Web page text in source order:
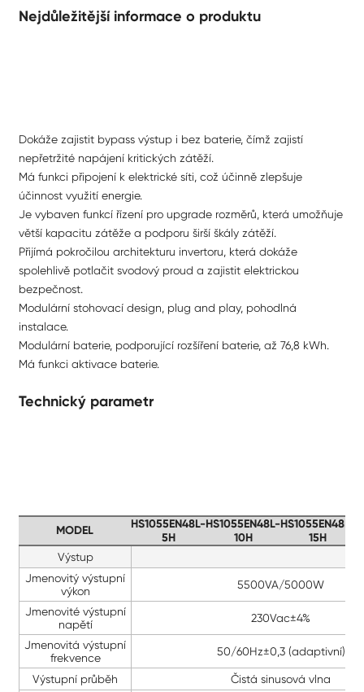
Nejdůležitější informace o produktu
Dokáže zajistit bypass výstup i bez baterie, čímž zajistí
nepřetržité napájení kritických zátěží.
Má funkci připojení k elektrické síti, což účinně zlepšuje
účinnost využití energie.
Je vybaven funkcí řízení pro upgrade rozměrů, která umožňuje
větší kapacitu zátěže a podporu širší škály zátěží.
Přijímá pokročilou architekturu invertoru, která dokáže
spolehlivě potlačit svodový proud a zajistit elektrickou
bezpečnost.
Modulární stohovací design, plug and play, pohodlná
instalace.
Modulární baterie, podporující rozšíření baterie, až 76,8 kWh.
Má funkci aktivace baterie.
Technický parametr
MODEL
HS1055EN48L-
5H
HS1055EN48L-
10H
HS1055EN48L-
15H
Výstup
Jmenovitý výstupní
výkon
5500VA/5000W
Jmenovité výstupní
napětí
230Vac±4%
Jmenovitá výstupní
frekvence
50/60Hz±0,3 (adaptivní)
Výstupní průběh
Čistá sinusová vlna